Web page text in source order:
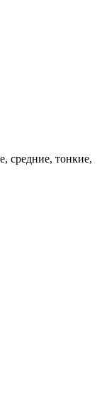
средние, тонкие,